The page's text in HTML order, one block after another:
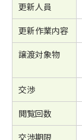
更新人員
更新作業内容
譲渡対象物
交渉
閲覧回数
交渉期限